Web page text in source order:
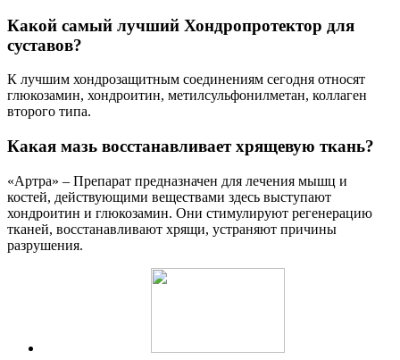
Какой самый лучший Хондропротектор для
суставов?
К лучшим хондрозащитным соединениям сегодня относят
глюкозамин, хондроитин, метилсульфонилметан, коллаген
второго типа.
Какая мазь восстанавливает хрящевую ткань?
«Артра» – Препарат предназначен для лечения мышц и
костей, действующими веществами здесь выступают
хондроитин и глюкозамин. Они стимулируют регенерацию
тканей, восстанавливают хрящи, устраняют причины
разрушения.